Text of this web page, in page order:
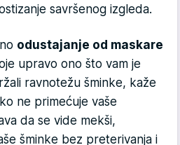
savršenog izgleda.
odustajanje od maskare
upravo ono što vam je
ravnotežu šminke, kaže
ne primećuje vaše
da se vide mekši,
šminke bez preterivanja i